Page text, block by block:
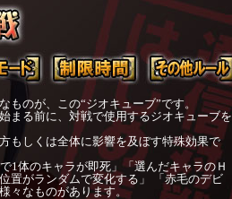
のが、この“ジオキューブ”です。
まる前に、対戦で使用するジオキューブを
もしくは全体に影響を及ぼす特殊効果で
1体のキャラが即死」「選んだキャラのＨ
置がランダムで変化する」 「赤毛のデビ
々なものがあります。